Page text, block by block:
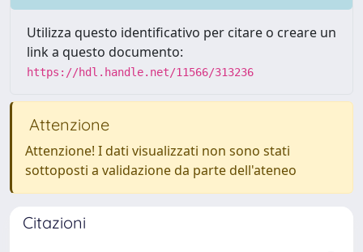
Utilizza questo identificativo per citare o creare un
link a questo documento:
https://hdl.handle.net/11566/313236
Attenzione
Attenzione! I dati visualizzati non sono stati
sottoposti a validazione da parte dell'ateneo
Citazioni